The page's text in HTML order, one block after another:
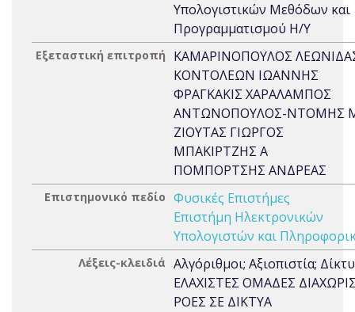
Υπολογιστικών Μεθόδων και
Προγραμματισμού Η/Υ
Εξεταστική επιτροπή
ΚΑΜΑΡΙΝΟΠΟΥΛΟΣ
ΚΟΝΤΟΛΕΩΝ ΙΩΑΝΝΗΣ
ΦΡΑΓΚΑΚΙΣ ΧΑΡΑΛΑΜΠΟΣ
ΑΝΤΩΝΟΠΟΥΛΟΣ-ΝΤΟΜΗΣ
ΖΙΟΥΤΑΣ ΓΙΩΡΓΟΣ
ΜΠΑΚΙΡΤΖΗΣ Α
ΠΟΜΠΟΡΤΣΗΣ ΑΝΔΡΕΑΣ
Επιστημονικό πεδίο Φυσικές Επιστήμες
Επιστήμη Ηλεκτρονικών
Υπολογιστών και
Λέξεις-κλειδιά Αλγόριθμοι; Αξιοπιστία;
ΕΛΑΧΙΣΤΕΣ ΟΜΑΔΕΣ
ΡΟΕΣ ΣΕ ΔΙΚΤΥΑ